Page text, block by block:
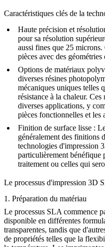
Caractéristiques clés de la
Haute précision et
pour sa résolution
aussi fines que 25
pièces avec des
Options de matériaux
diverses résines
mécaniques uniques telles
résistance à la chaleur.
diverses applications, y
pièces fonctionnelles et les
Finition de surface lisse :
généralement des finitions
technologies d'impression
particulièrement bénéfique
traitement ou celles qui
Le processus d'impression 3D
1. Préparation du matériau
Le processus SLA commence
disponible en différentes
transparentes, tandis que
de propriétés telles que la